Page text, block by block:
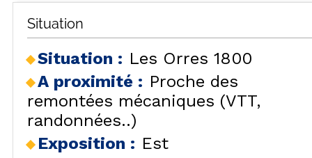
Situation
Situation : Les Orres 1800
A proximité : Proche des
remontées mécaniques (VTT,
randonnées..)
Exposition : Est